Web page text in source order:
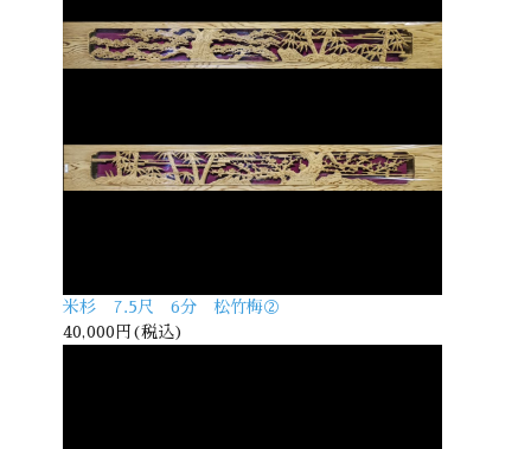
米杉 7.5尺 6分 松竹梅②
40,000円(税込)